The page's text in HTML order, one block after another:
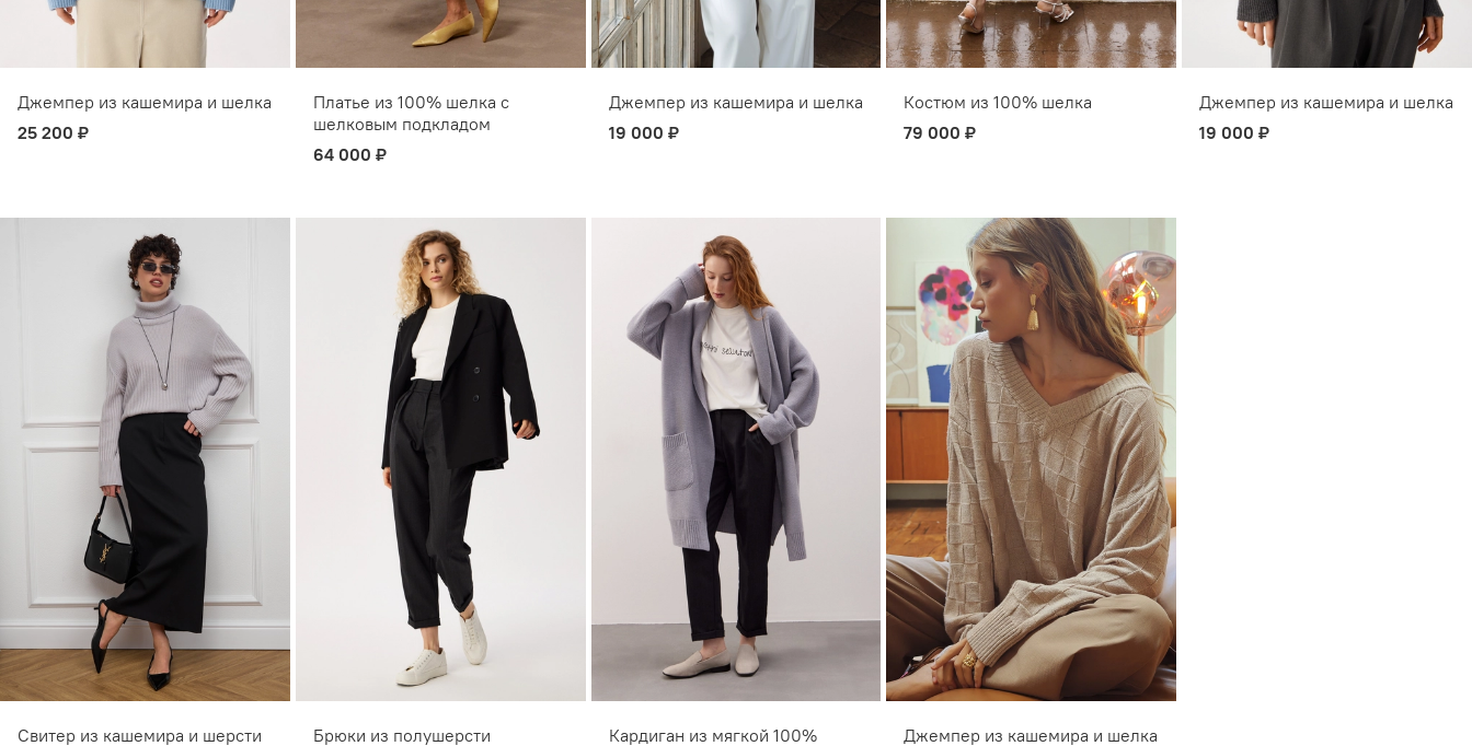
Джемпер из кашемира и шелка
25 200 ₽
Платье из 100% шелка с
шелковым подкладом
64 000 ₽
Джемпер из кашемира и шелка
19 000 ₽
Костюм из 100% шелка
79 000 ₽
Джемпер из кашемира и шелка
19 000 ₽
Свитер из кашемира и шерсти Брюки из полушерсти
Кардиган из мягкой 100%
Джемпер из кашемира и шелка